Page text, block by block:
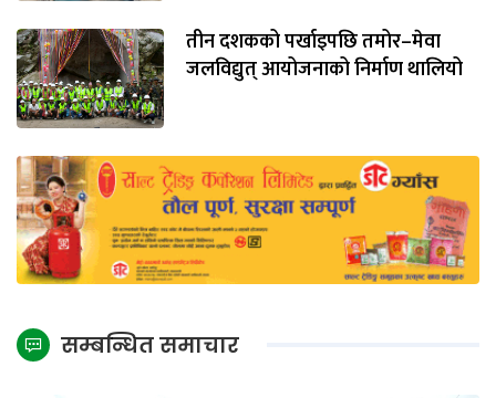
तीन दशकको पर्खाइपछि तमोर–मेवा
जलविद्युत् आयोजनाको निर्माण थालियो
सम्बन्धित समाचार